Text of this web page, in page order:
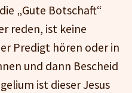
„Gute Botschaft“
reden, ist keine
Predigt hören oder in
und dann Bescheid
ist dieser Jesus